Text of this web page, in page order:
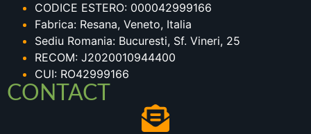
CODICE ESTERO: 000042999166
Fabrica: Resana, Veneto, Italia
Sediu Romania: Bucuresti, Sf. Vineri, 25
RECOM: J2020010944400
CUI: RO42999166
CONTACT